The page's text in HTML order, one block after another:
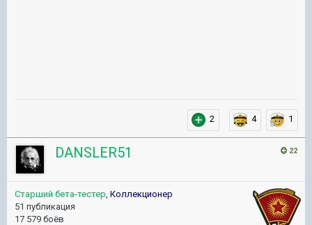
2 4 1
22
DANSLER51
Старший бета-тестер, Коллекционер
51 публикация
17 579 боёв